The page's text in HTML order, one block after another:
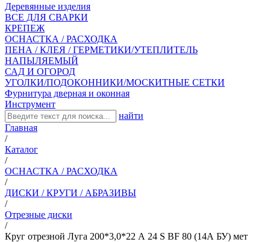
Деревянные изделия
ВСЕ ДЛЯ СВАРКИ
КРЕПЕЖ
ОСНАСТКА / РАСХОДКА
ПЕНА / КЛЕЯ / ГЕРМЕТИКИ/УТЕПЛИТЕЛЬ
НАПЫЛЯЕМЫЙ
САД И ОГОРОД
УГОЛКИ/ПОДОКОННИКИ/МОСКИТНЫЕ СЕТКИ
Фурнитура дверная и оконная
Инструмент
найти
Главная
/
Каталог
/
ОСНАСТКА / РАСХОДКА
/
ДИСКИ / КРУГИ / АБРАЗИВЫ
/
Отрезные диски
/
Круг отрезной Луга 200*3,0*22 А 24 S BF 80 (14А БУ) мет